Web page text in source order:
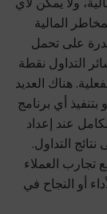
المالية
على تحمل
التداول نقطة
هناك العديد
أي برنامج
عند إعداد
التداول.
تجارب العملاء
أو النجاح في